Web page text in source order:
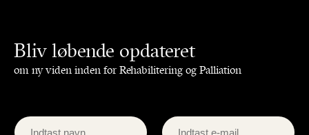
Bliv løbende opdateret
om ny viden inden for Rehabilitering og Palliation